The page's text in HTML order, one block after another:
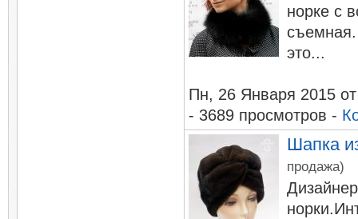
норке с
это...
Пн, 26 Января 2015
- 3689 просмотров -
Шапка
продажа)